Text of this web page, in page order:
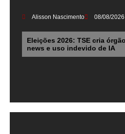
Alisson Nascimento 08/08/2026
Eleições 2026: TSE cria
news e uso indevido de IA